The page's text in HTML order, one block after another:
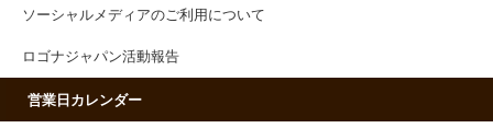
ソーシャルメディアのご利用について
ロゴナジャパン活動報告
営業日カレンダー